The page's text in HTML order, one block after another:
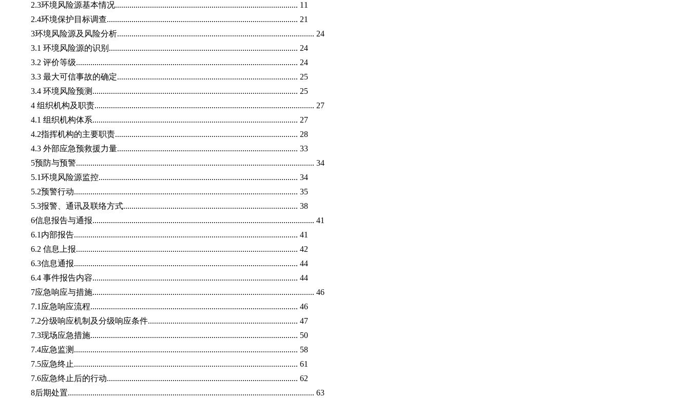
2.3环境风险源基本情况......................................................................................... 11
2.4环境保护目标调查............................................................................................. 21
3环境风险源及风险分析................................................................................................ 24
3.1 环境风险源的识别............................................................................................ 24
3.2 评价等级............................................................................................................ 24
3.3 最大可信事故的确定........................................................................................ 25
3.4 环境风险预测.................................................................................................... 25
4 组织机构及职责........................................................................................................... 27
4.1 组织机构体系.................................................................................................... 27
4.2指挥机构的主要职责......................................................................................... 28
4.3 外部应急预救援力量........................................................................................ 33
5预防与预警.................................................................................................................... 34
5.1环境风险源监控................................................................................................. 34
5.2预警行动............................................................................................................. 35
5.3报警、通讯及联络方式..................................................................................... 38
6信息报告与通报............................................................................................................ 41
6.1内部报告............................................................................................................. 41
6.2 信息上报............................................................................................................ 42
6.3信息通报............................................................................................................. 44
6.4 事件报告内容.................................................................................................... 44
7应急响应与措施............................................................................................................ 46
7.1应急响应流程..................................................................................................... 46
7.2分级响应机制及分级响应条件......................................................................... 47
7.3现场应急措施..................................................................................................... 50
7.4应急监测............................................................................................................. 58
7.5应急终止............................................................................................................. 61
7.6应急终止后的行动............................................................................................. 62
8后期处置........................................................................................................................ 63